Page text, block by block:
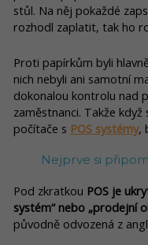
stůl. Na něj pokaždé
rozhodl zaplatit, tak ho
Proti papírkům byli
nich nebyli ani samotní
dokonalou kontrolu nad
zaměstnanci. Takže
počítače s POS systémy,
Nejprve si
Pod zkratkou POS je
systém“ nebo „prodejní
původně odvozená z